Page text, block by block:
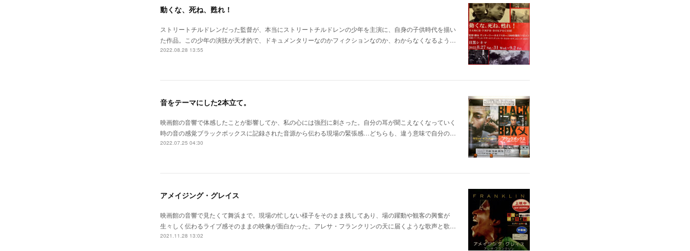
動くな、死ね、甦れ！
ストリートチルドレンだった監督が、本当にストリートチルドレンの少年を主演に、自身の子供時代を描い
た作品。この少年の演技が天才的で、ドキュメンタリーなのかフィクションなのか、わからなくなるよう…
2022.08.28 13:55
音をテーマにした2本立て。
映画館の音響で体感したことが影響してか、私の心には強烈に刺さった。自分の耳が聞こえなくなっていく
時の音の感覚ブラックボックスに記録された音源から伝わる現場の緊張感…どちらも、違う意味で自分の…
2022.07.25 04:30
アメイジング・グレイス
映画館の音響で見たくて舞浜まで。現場の忙しない様子をそのまま残してあり、場の躍動や観客の興奮が
生々しく伝わるライブ感そのままの映像が面白かった。アレサ・フランクリンの天に届くような歌声と歌…
2021.11.28 13:02